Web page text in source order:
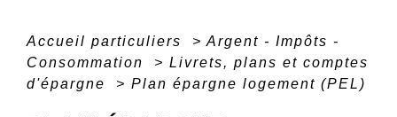
Accueil particuliers > Argent - Impôts -
Consommation
> Livrets, plans et comptes
d'épargne
> Plan épargne logement (PEL)